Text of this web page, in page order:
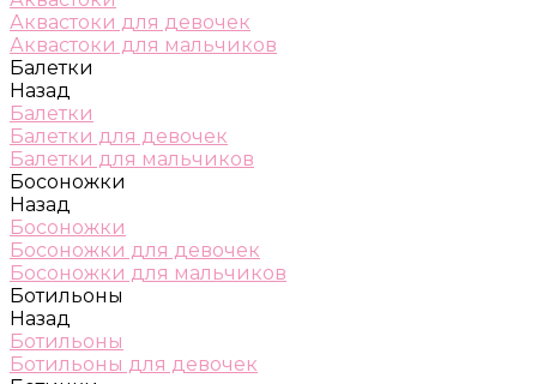
Аквастоки для девочек
Аквастоки для мальчиков
Балетки
Назад
Балетки
Балетки для девочек
Балетки для мальчиков
Босоножки
Назад
Босоножки
Босоножки для девочек
Босоножки для мальчиков
Ботильоны
Назад
Ботильоны
Ботильоны для девочек